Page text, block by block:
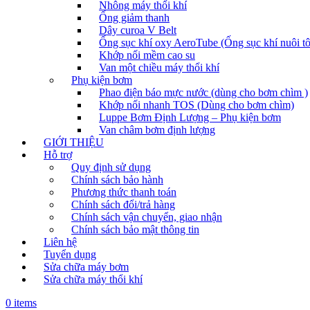
Nhông máy thổi khí
Ống giảm thanh
Dây curoa V Belt
Ống sục khí oxy AeroTube (Ống sục khí nuôi
Khớp nối mềm cao su
Van một chiều máy thổi khí
Phụ kiện bơm
Phao điện báo mực nước (dùng cho bơm chìm )
Khớp nối nhanh TOS (Dùng cho bơm chìm)
Luppe Bơm Định Lượng – Phụ kiện bơm
Van châm bơm định lượng
GIỚI THIỆU
Hỗ trợ
Quy định sử dụng
Chính sách bảo hành
Phương thức thanh toán
Chính sách đổi/trả hàng
Chính sách vận chuyển, giao nhận
Chính sách bảo mật thông tin
Liên hệ
Tuyển dụng
Sửa chữa máy bơm
Sửa chữa máy thổi khí
0 items